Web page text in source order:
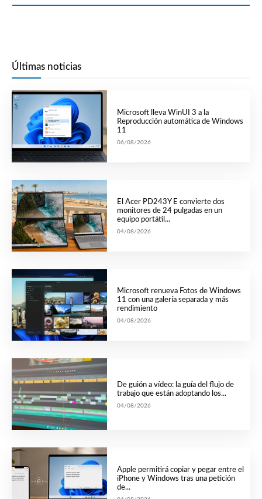
Últimas noticias
Microsoft lleva WinUI 3 a la
Reproducción automática de Windows
11
06/08/2026
El Acer PD243Y E convierte dos
monitores de 24 pulgadas en un
equipo portátil...
04/08/2026
Microsoft renueva Fotos de Windows
11 con una galería separada y más
rendimiento
04/08/2026
De guión a vídeo: la guía del flujo de
trabajo que están adoptando los...
04/08/2026
Apple permitirá copiar y pegar entre el
iPhone y Windows tras una petición
de...